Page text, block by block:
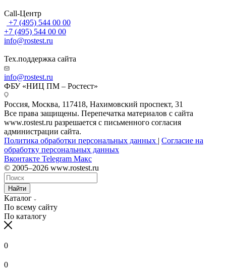
Call-Центр
+7 (495) 544 00 00
+7 (495) 544 00 00
info@rostest.ru
Тех.поддержка сайта
info@rostest.ru
ФБУ «НИЦ ПМ – Ростест»
Россия, Москва, 117418, Нахимовский проспект, 31
Все права защищены. Перепечатка материалов с сайта
www.rostest.ru разрешается с письменного согласия
администрации сайта.
Политика обработки персональных данных | Согласие на
обработку персональных данных
Вконтакте Telegram Макс
© 2005–2026 www.rostest.ru
Найти
Каталог
По всему сайту
По каталогу
0
0